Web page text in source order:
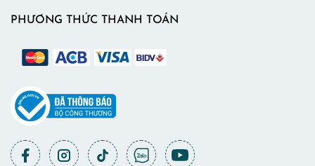
PHƯƠNG THỨC THANH TOÁN